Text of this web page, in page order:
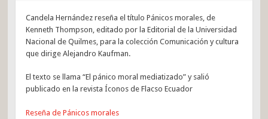
Candela Hernández reseña el título Pánicos morales, de
Kenneth Thompson, editado por la Editorial de la Universidad
Nacional de Quilmes, para la colección Comunicación y cultura
que dirige Alejandro Kaufman.
El texto se llama “El pánico moral mediatizado” y salió
publicado en la revista Íconos de Flacso Ecuador
Reseña de Pánicos morales